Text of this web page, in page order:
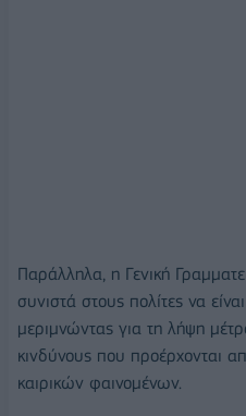
Παράλληλα, η Γενική
συνιστά στους πολίτες να
μεριμνώντας για τη λήψη
κινδύνους που προέρχονται
καιρικών φαινομένων.